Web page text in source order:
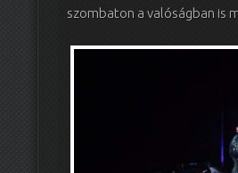
szombaton a valóságban is